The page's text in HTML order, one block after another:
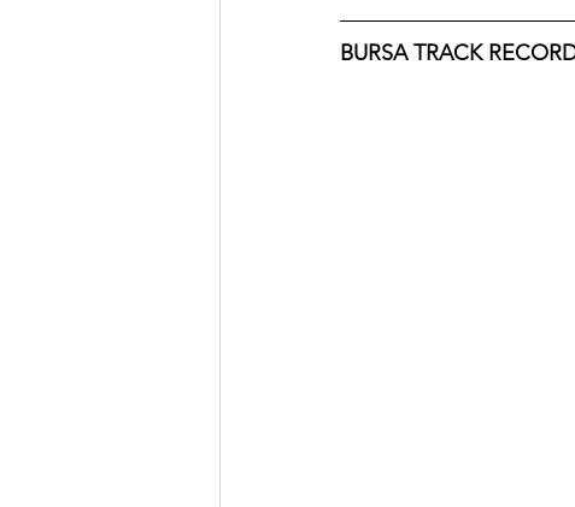
BURSA TRACK